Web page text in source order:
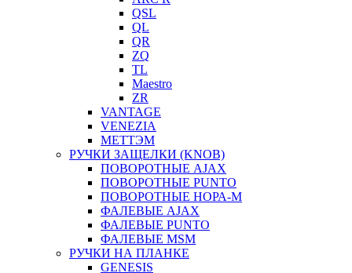
QSL
QL
QR
ZQ
TL
Maestro
ZR
VANTAGE
VENEZIA
МЕТТЭМ
РУЧКИ ЗАЩЕЛКИ (KNOB)
ПОВОРОТНЫЕ AJAX
ПОВОРОТНЫЕ PUNTO
ПОВОРОТНЫЕ НОРА-М
ФАЛЕВЫЕ AJAX
ФАЛЕВЫЕ PUNTO
ФАЛЕВЫЕ MSM
РУЧКИ НА ПЛАНКЕ
GENESIS